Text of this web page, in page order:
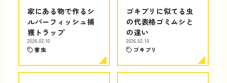
家にある物で作るシ
ルバーフィッシュ捕
獲トラップ
2026.02.10
害虫
ゴキブリに似てる虫
の代表格ゴミムシと
の違い
2026.02.10
ゴキブリ